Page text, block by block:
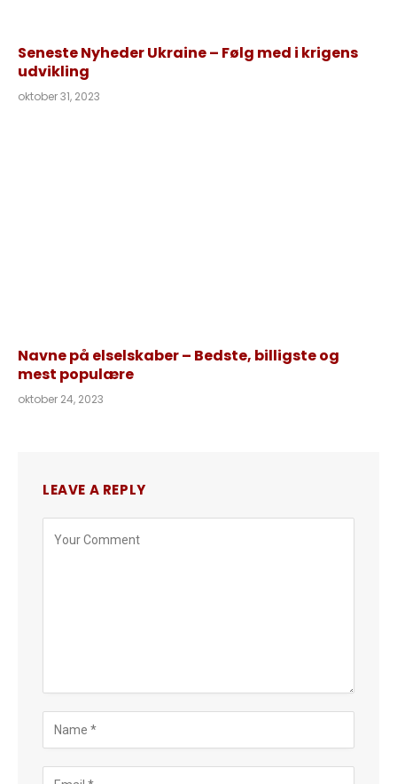
Seneste Nyheder Ukraine – Følg med i krigens
udvikling
oktober 31, 2023
Navne på elselskaber – Bedste, billigste og
mest populære
oktober 24, 2023
LEAVE A REPLY